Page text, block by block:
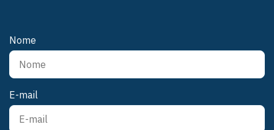
Nome
E-mail